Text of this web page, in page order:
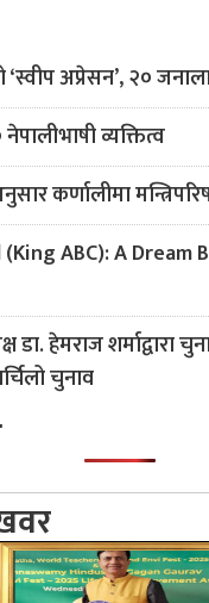
‘स्वीप अप्रेसन’, २०
व्यक्तित्व
कर्णालीमा
ABC): A Dream
हेमराज शर्माद्वारा
चुनाव